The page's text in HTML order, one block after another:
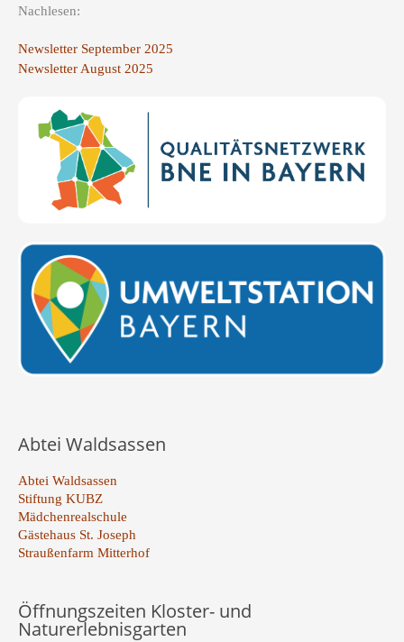
Nachlesen:
Newsletter September 2025
Newsletter August 2025
Abtei Waldsassen
Abtei Waldsassen
Stiftung KUBZ
Mädchenrealschule
Gästehaus St. Joseph
Straußenfarm Mitterhof
Öffnungszeiten Kloster- und
Naturerlebnisgarten